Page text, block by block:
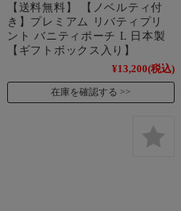
【送料無料】 【ノベルティ付
き】プレミアム リバティプリ
ント バニティポーチ L 日本製
【ギフトボックス入り】
¥13,200(税込)
在庫を確認する